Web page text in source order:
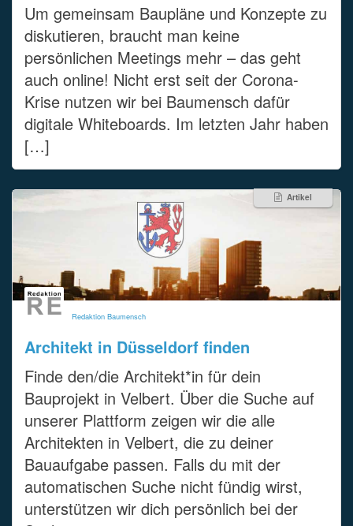
Um gemeinsam Baupläne und Konzepte zu
diskutieren, braucht man keine
persönlichen Meetings mehr – das geht
auch online! Nicht erst seit der Corona-
Krise nutzen wir bei Baumensch dafür
digitale Whiteboards. Im letzten Jahr haben
[…]
Artikel
Redaktion Baumensch
Architekt in Düsseldorf finden
Finde den/die Architekt*in für dein
Bauprojekt in Velbert. Über die Suche auf
unserer Plattform zeigen wir die alle
Architekten in Velbert, die zu deiner
Bauaufgabe passen. Falls du mit der
automatischen Suche nicht fündig wirst,
unterstützen wir dich persönlich bei der